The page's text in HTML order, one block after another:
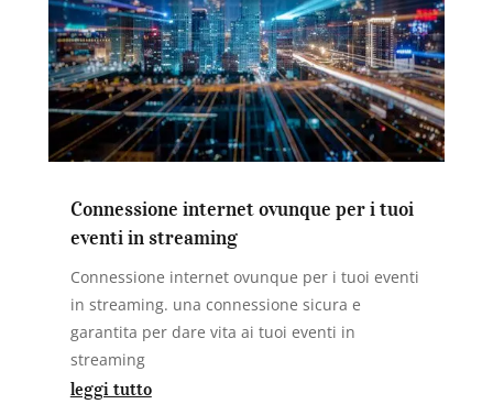
Connessione internet ovunque per i tuoi
eventi in streaming
Connessione internet ovunque per i tuoi eventi
in streaming. una connessione sicura e
garantita per dare vita ai tuoi eventi in
streaming
leggi tutto